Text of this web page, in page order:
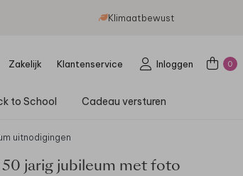
Klimaatbewust
Zakelijk Klantenservice Inloggen 0
to School Cadeau versturen
uitnodigingen
jarig jubileum met foto